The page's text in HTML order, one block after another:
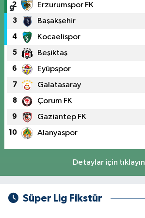
2 Erzurumspor FK
3 Başakşehir
4 Kocaelispor
5 Beşiktaş
6 Eyüpspor
7 Galatasaray
8 Çorum FK
9 Gaziantep FK
10 Alanyaspor
Detaylar için tıklayın
Süper Lig Fikstür